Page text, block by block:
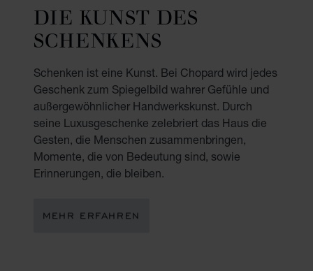
DIE KUNST DES
SCHENKENS
Schenken ist eine Kunst. Bei Chopard wird jedes
Geschenk zum Spiegelbild wahrer Gefühle und
außergewöhnlicher Handwerkskunst. Durch
seine Luxusgeschenke zelebriert das Haus die
Gesten, die Menschen zusammenbringen,
Momente, die von Bedeutung sind, sowie
Erinnerungen, die bleiben.
MEHR ERFAHREN